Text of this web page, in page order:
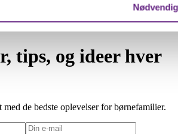
tips, og ideer hver
de bedste oplevelser for børnefamilier.